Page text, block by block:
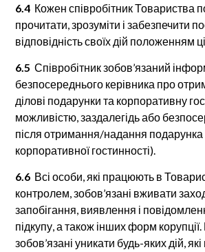
6.4 Кожен співробітник Товариства
прочитати, зрозуміти і забезпечити
відповідність своїх дій положенням
6.5 Співробітник зобов’язаний
безпосереднього керівника про
ділові подарунки та корпоративну
можливістю, заздалегідь або
після отримання/надання
корпоративної гостинності).
6.6 Всі особи, які працюють в
контролем, зобов’язані вживати
запобігання, виявлення і
підкупу, а також інших форм корупції.
зобов’язані уникати будь-яких дій,